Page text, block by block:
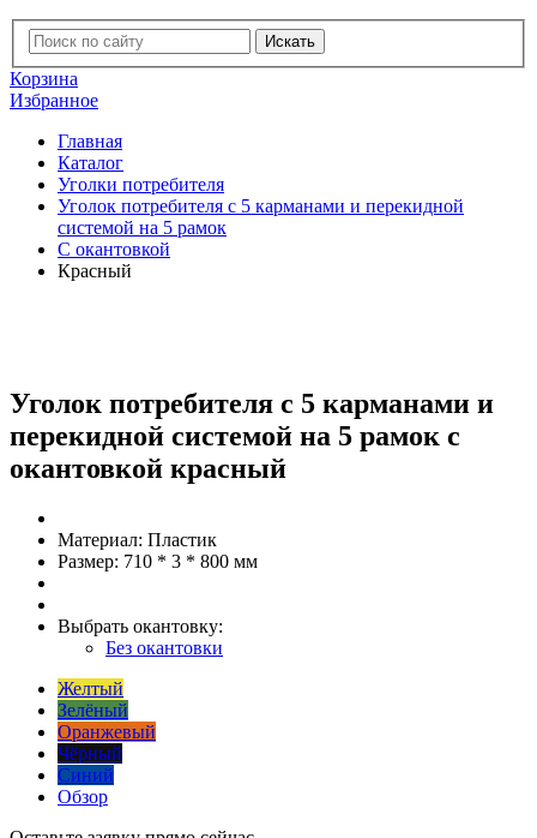
Искать
Корзина
Избранное
Главная
Каталог
Уголки потребителя
Уголок потребителя с 5 карманами и перекидной
системой на 5 рамок
С окантовкой
Красный
Уголок потребителя с 5 карманами и
перекидной системой на 5 рамок с
окантовкой красный
Материал: Пластик
Размер: 710 * 3 * 800 мм
Выбрать окантовку:
Без окантовки
Желтый
Зелёный
Оранжевый
Чёрный
Синий
Обзор